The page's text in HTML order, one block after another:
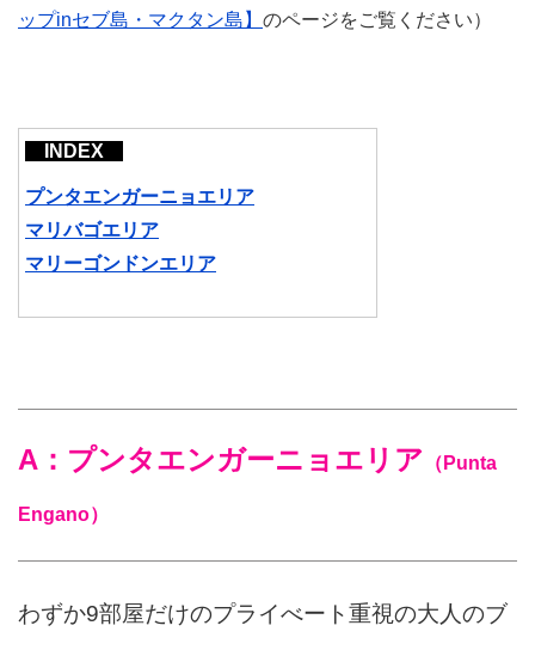
ップinセブ島・マクタン島】 のページをご覧ください）
INDEX
プンタエンガーニョエリア
マリバゴエリア
マリーゴンドンエリア
A：プンタエンガーニョエリア （Punta
Engano）
わずか9部屋だけのプライべート重視の大人のブ